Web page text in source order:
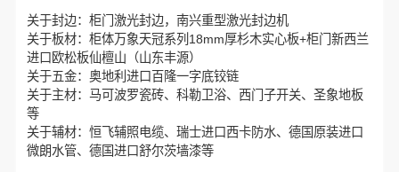
关于封边：柜门激光封边，南兴重型激光封边机
关于板材：柜体万象天冠系列18mm厚杉木实心板+柜门新西兰
进口欧松板仙檀山（山东丰源）
关于五金：奥地利进口百隆一字底铰链
关于主材：马可波罗瓷砖、科勒卫浴、西门子开关、圣象地板
等
关于辅材：恒飞辅照电缆、瑞士进口西卡防水、德国原装进口
微朗水管、德国进口舒尔茨墙漆等